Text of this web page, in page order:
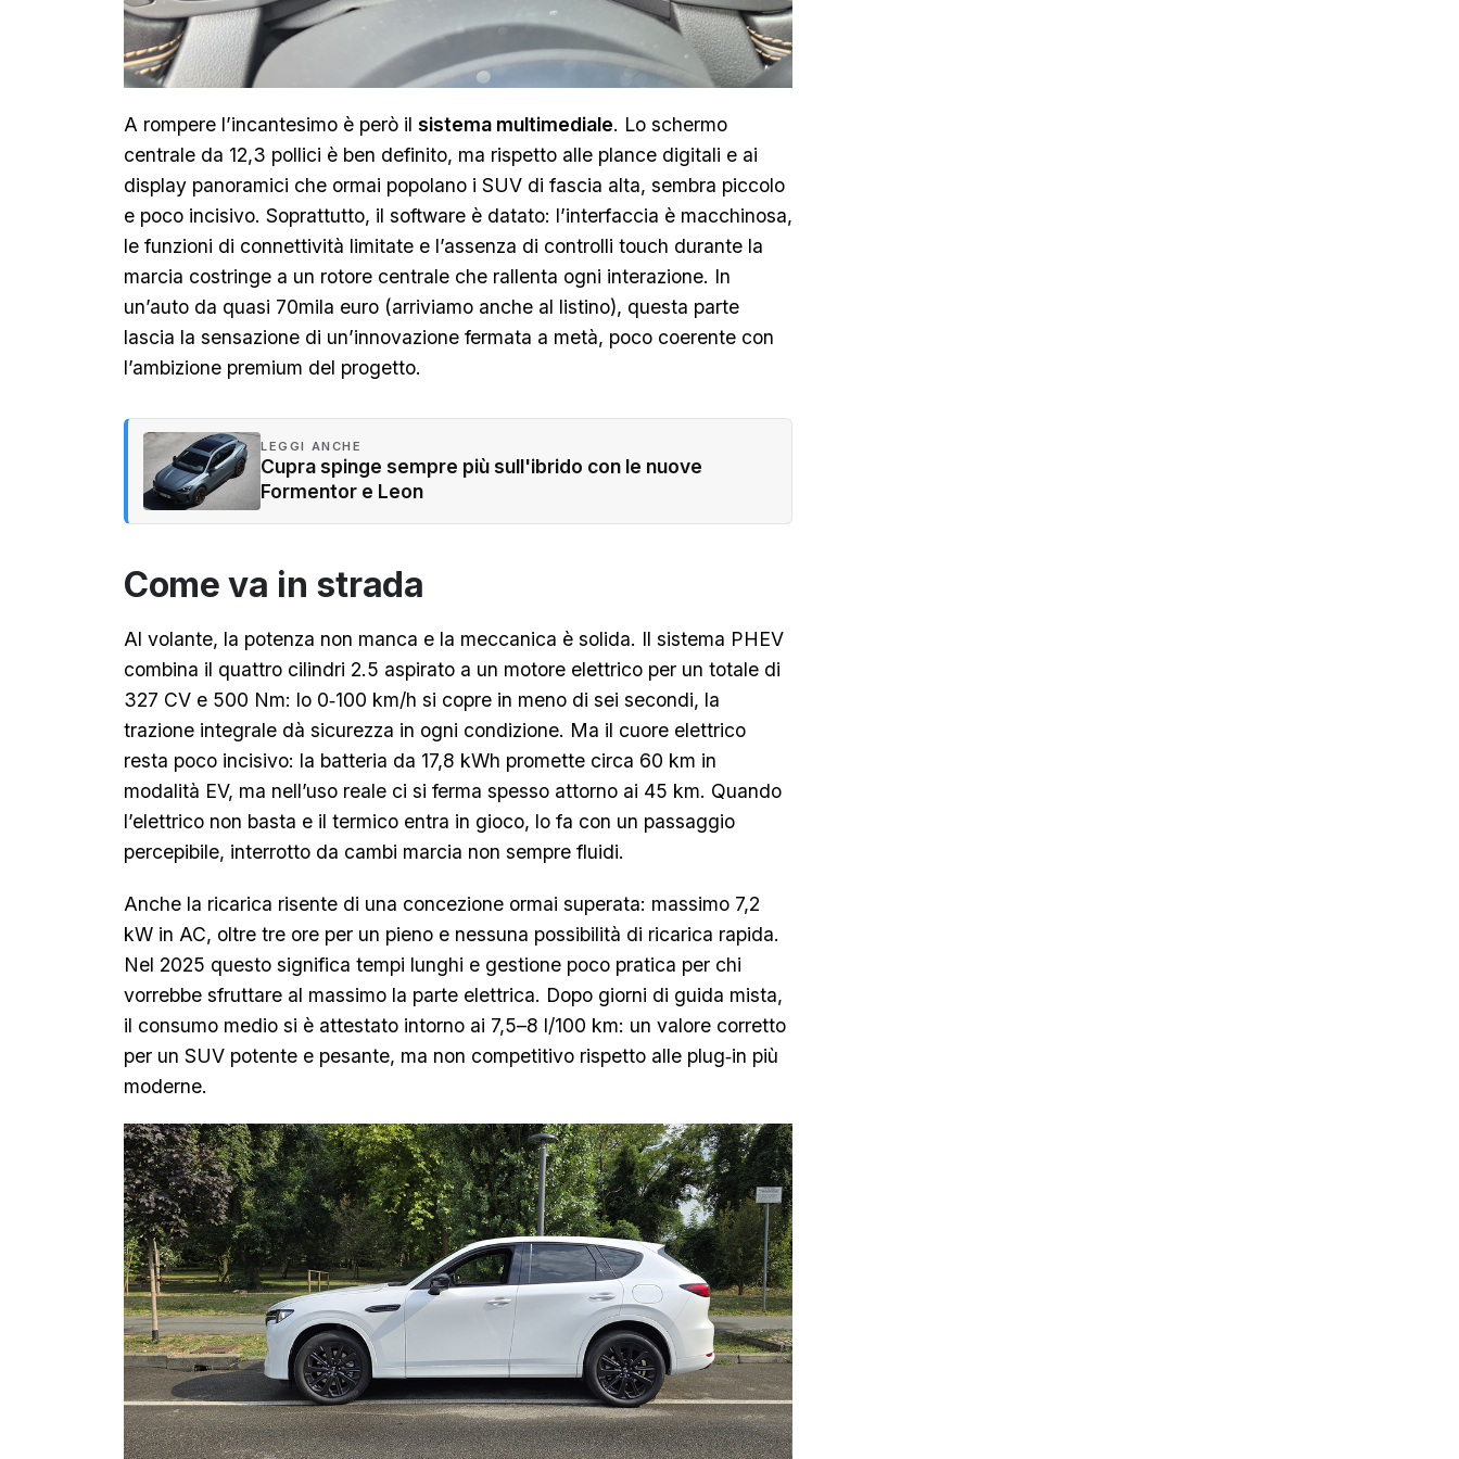
A rompere l’incantesimo è però il sistema multimediale. Lo schermo
centrale da 12,3 pollici è ben definito, ma rispetto alle plance digitali e ai
display panoramici che ormai popolano i SUV di fascia alta, sembra piccolo
e poco incisivo. Soprattutto, il software è datato: l’interfaccia è macchinosa,
le funzioni di connettività limitate e l’assenza di controlli touch durante la
marcia costringe a un rotore centrale che rallenta ogni interazione. In
un’auto da quasi 70mila euro (arriviamo anche al listino), questa parte
lascia la sensazione di un’innovazione fermata a metà, poco coerente con
l’ambizione premium del progetto.
LEGGI ANCHE
Cupra spinge sempre più sull'ibrido con le nuove
Formentor e Leon
Come va in strada
Al volante, la potenza non manca e la meccanica è solida. Il sistema PHEV
combina il quattro cilindri 2.5 aspirato a un motore elettrico per un totale di
327 CV e 500 Nm: lo 0‑100 km/h si copre in meno di sei secondi, la
trazione integrale dà sicurezza in ogni condizione. Ma il cuore elettrico
resta poco incisivo: la batteria da 17,8 kWh promette circa 60 km in
modalità EV, ma nell’uso reale ci si ferma spesso attorno ai 45 km. Quando
l’elettrico non basta e il termico entra in gioco, lo fa con un passaggio
percepibile, interrotto da cambi marcia non sempre fluidi.
Anche la ricarica risente di una concezione ormai superata: massimo 7,2
kW in AC, oltre tre ore per un pieno e nessuna possibilità di ricarica rapida.
Nel 2025 questo significa tempi lunghi e gestione poco pratica per chi
vorrebbe sfruttare al massimo la parte elettrica. Dopo giorni di guida mista,
il consumo medio si è attestato intorno ai 7,5–8 l/100 km: un valore corretto
per un SUV potente e pesante, ma non competitivo rispetto alle plug‑in più
moderne.